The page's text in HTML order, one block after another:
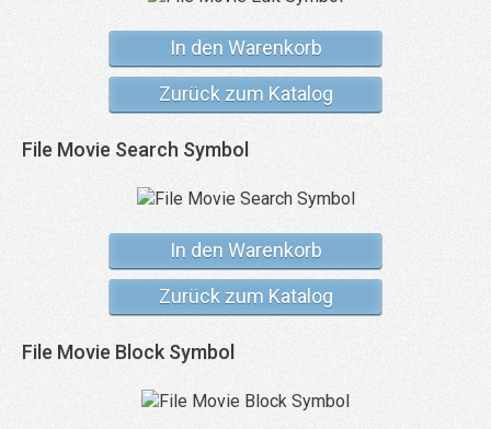
In den Warenkorb
Zurück zum Katalog
File Movie Search Symbol
In den Warenkorb
Zurück zum Katalog
File Movie Block Symbol